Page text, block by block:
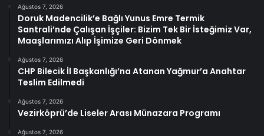
Ağustos 7, 2026
Doruk Madencilik’e Bağlı Yunus Emre Termik
Santrali’nde Çalışan İşçiler: Bizim Tek Bir İsteğimiz Var,
Maaşlarımızı Alıp İşimize Geri Dönmek
Ağustos 7, 2026
CHP Bilecik İl Başkanlığı’na Atanan Yağmur’a Anahtar
Teslim Edilmedi
Ağustos 7, 2026
Vezirköprü’de Liseler Arası Münazara Programı
Ağustos 7, 2026